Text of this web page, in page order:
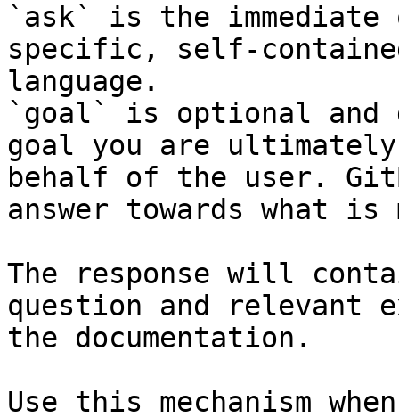
`ask` is the
specific, self-
language.
`goal` is optional and
goal you are
behalf of the user.
answer towards what
The response will
question and relevant
the documentation.
Use this mechanism